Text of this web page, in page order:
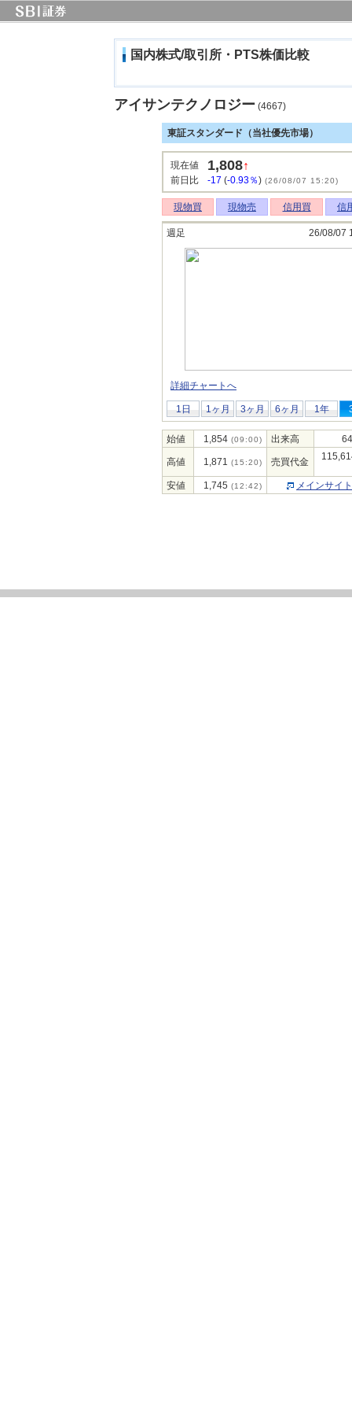
国内株式/取引所・PTS株価比較
アイサンテクノロジー (4667)
東証スタンダード（当社優先市場）
現在値 1,808↑
前日比 -17 (-0.93％) (26/08/07 15:20)
現物買 現物売 信用買 信
週足 26/08/07
詳細チャートへ
1日 1ヶ月 3ヶ月 6ヶ月 1年
始値 1,854 (09:00) 出来高
高値 1,871 (15:20) 売買代金
安値 1,745 (12:42) メインサイ